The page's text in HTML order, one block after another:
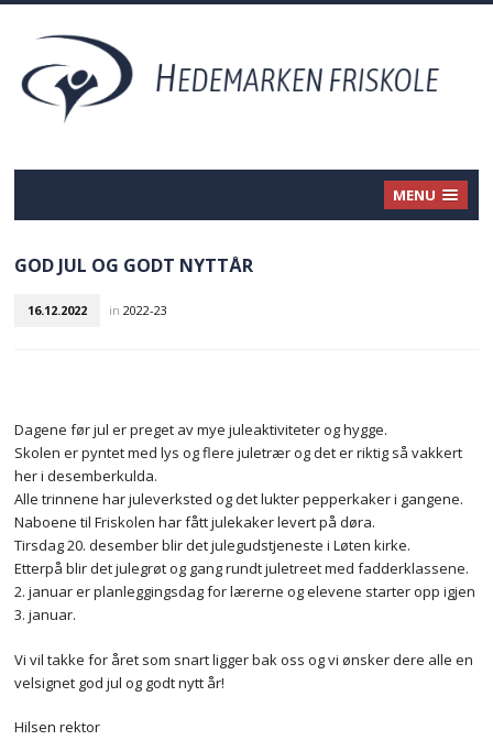
MENU
GOD JUL OG GODT NYTTÅR
16.12.2022 in2022-23
Dagene før jul er preget av mye juleaktiviteter og hygge.
Skolen er pyntet med lys og flere juletrær og det er riktig så vakkert
her i desemberkulda.
Alle trinnene har juleverksted og det lukter pepperkaker i gangene.
Naboene til Friskolen har fått julekaker levert på døra.
Tirsdag 20. desember blir det julegudstjeneste i Løten kirke.
Etterpå blir det julegrøt og gang rundt juletreet med fadderklassene.
2. januar er planleggingsdag for lærerne og elevene starter opp igjen
3. januar.
Vi vil takke for året som snart ligger bak oss og vi ønsker dere alle en
velsignet god jul og godt nytt år!
Hilsen rektor